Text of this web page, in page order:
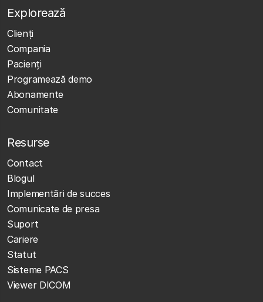
Explorează
Clienţi
Compania
Pacienți
Programează demo
Abonamente
Comunitate
Resurse
Contact
Blogul
Implementări de succes
Comunicate de presa
Suport
Cariere
Statut
Sisteme PACS
Viewer DICOM